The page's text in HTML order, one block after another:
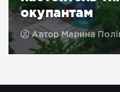
окупантам
Автор Марина